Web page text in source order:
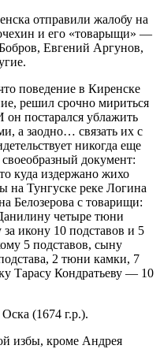
отправили жалобу на
и его «товарыщи» —
Евгений Аргунов,
поведение в Киренске
решил срочно мириться
постарался ублажить
а заодно… связать их с
никогда еще
документ:
куда издержано жихо
на Тунгуске реке Логина
Белозерова с товарищи:
четыре тюни
икону 10 подставов и 5
5 подставов, сыну
2 тюни камки, 7
Тарасу Кондратьеву — 10
(1674 г.р.).
избы, кроме Андрея